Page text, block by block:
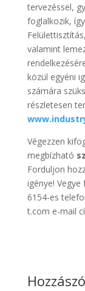
tervezéssel,
foglalkozik,
valamint
közül egyéni
számára
részletesen
Végezzen
megbízható
Forduljon
igénye!
6154-es
t.com e-mail